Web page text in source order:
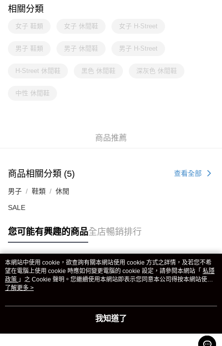
相關分類
女子 鞋類 女子 休閒鞋 女子 H-Street
男子 鞋類 男子 休閒鞋 男子 H-Street
H-Street 休閒鞋 黑色 休閒鞋 深灰色 休閒鞋
中性 休閒鞋
商品推薦
商品相關分類 (5) 查看全部
男子 鞋類 休閒
SALE
您可能有興趣的商品全店暢銷排行
熱門標籤
熱銷排行
本網站中使用 cookie，欲查詢有關本網站使用 cookie 方式之詳情，及若您不希
望在電腦上使用 cookie 時應如何變更電腦的 cookie 設定，請參閱本網站「 私隱
政策 」之 Cookie 聲明。您繼續使用本網站即表示您同意本公司得按本網站使用
條款之 Cookie 聲明使用 cookie。
了解更多 >
我知道了